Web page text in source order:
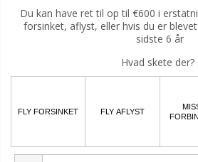
Du kan have ret til op til €600 i
forsinket, aflyst, eller hvis du er
sidste 6 år
Hvad skete der?
FLY FORSINKET FLY AFLYST